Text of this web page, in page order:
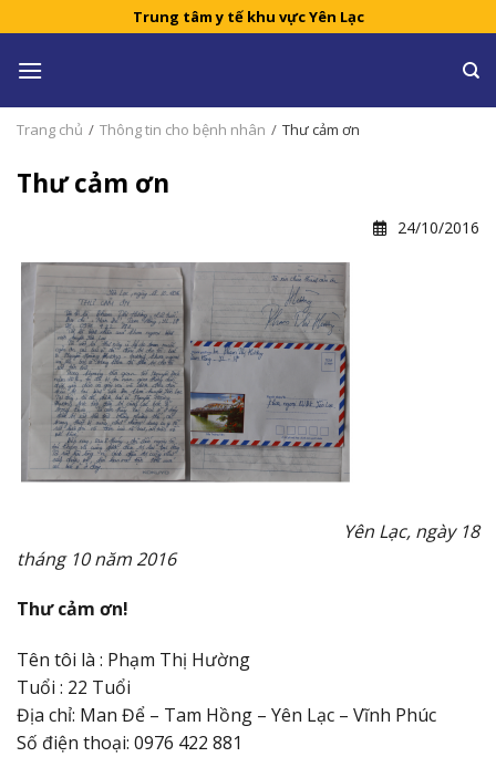
to
content
Trung tâm y tế khu vực Yên Lạc
Trang chủ / Thông tin cho bệnh nhân / Thư cảm ơn
Thư cảm ơn
24/10/2016
Yên Lạc, ngày 18
tháng 10 năm 2016
Thư cảm ơn!
Tên tôi là : Phạm Thị Hường
Tuổi : 22 Tuổi
Địa chỉ: Man Để – Tam Hồng – Yên Lạc – Vĩnh Phúc
Số điện thoại: 0976 422 881